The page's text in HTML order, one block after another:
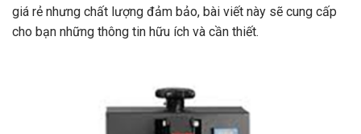
giá rẻ nhưng chất lượng đảm bảo, bài viết này sẽ cung cấp
cho bạn những thông tin hữu ích và cần thiết.